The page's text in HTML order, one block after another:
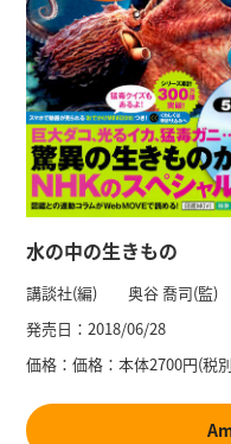
水の中の生きもの
講談社(編) 奥谷 喬司(監)
発売日：2018/06/28
価格：価格：本体2700円(税